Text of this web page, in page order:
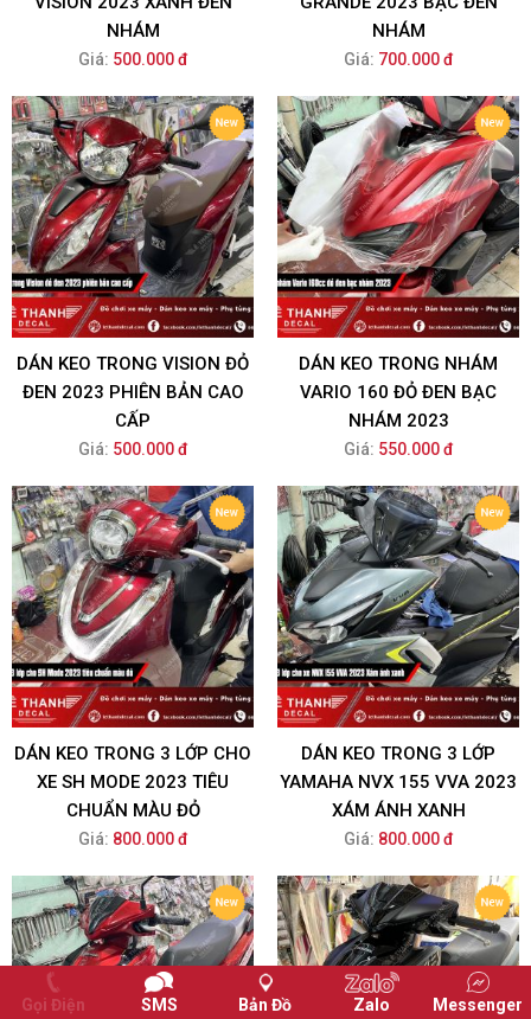
NHÁM
Giá: 500.000 đ
NHÁM
Giá: 700.000 đ
DÁN KEO TRONG VISION ĐỎ
ĐEN 2023 PHIÊN BẢN CAO
CẤP
Giá: 500.000 đ
DÁN KEO TRONG NHÁM
VARIO 160 ĐỎ ĐEN BẠC
NHÁM 2023
Giá: 550.000 đ
DÁN KEO TRONG 3 LỚP CHO
XE SH MODE 2023 TIÊU
CHUẨN MÀU ĐỎ
Giá: 800.000 đ
DÁN KEO TRONG 3 LỚP
YAMAHA NVX 155 VVA 2023
XÁM ÁNH XANH
Giá: 800.000 đ
Gọi Điện SMS Bản Đồ Zalo Messenger